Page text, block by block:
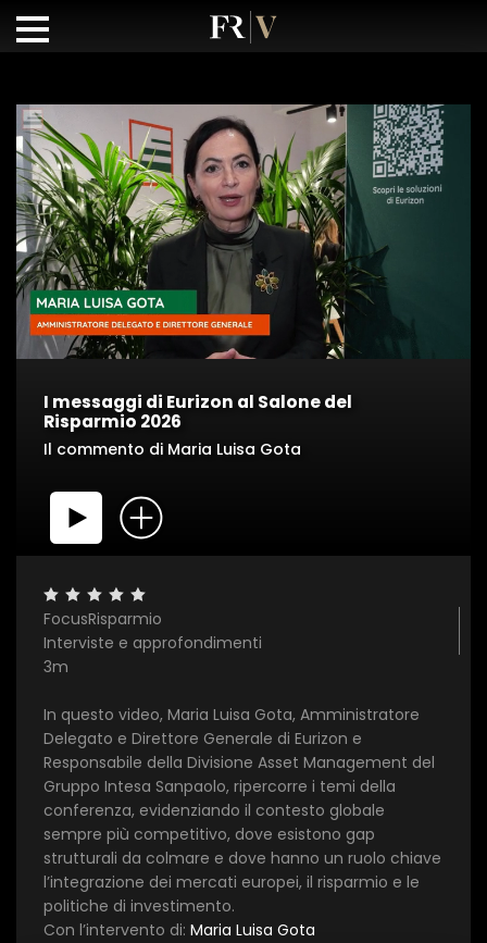
I messaggi di Eurizon al Salone del
Risparmio 2026
Il commento di Maria Luisa Gota
FocusRisparmio
Interviste e approfondimenti
3m
In questo video, Maria Luisa Gota, Amministratore
Delegato e Direttore Generale di Eurizon e
Responsabile della Divisione Asset Management del
Gruppo Intesa Sanpaolo, ripercorre i temi della
conferenza, evidenziando il contesto globale
sempre più competitivo, dove esistono gap
strutturali da colmare e dove hanno un ruolo chiave
l’integrazione dei mercati europei, il risparmio e le
politiche di investimento.
Con l’intervento di: Maria Luisa Gota
5 stars
4 stars
3 stars
2 stars
1 star
Invia